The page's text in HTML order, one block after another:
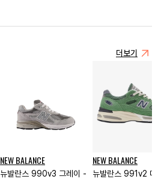
더보기
NEW BALANCE
뉴발란스 990v3 그레이 -
NEW BALANCE
뉴발란스 991v2 메